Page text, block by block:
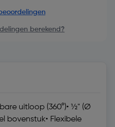
berekend?
uitloop (360°)• ½" (Ø
bovenstuk• Flexibele